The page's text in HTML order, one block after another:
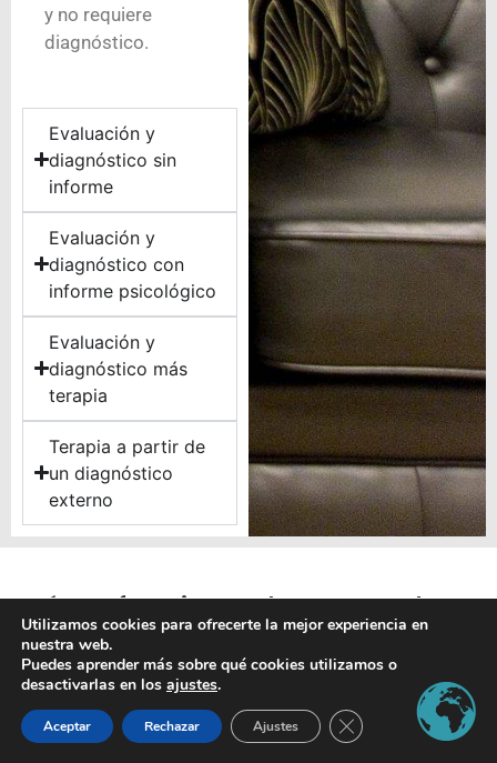
y no requiere
diagnóstico.
Evaluación y
diagnóstico sin
informe
Evaluación y
diagnóstico con
informe psicológico
Evaluación y
diagnóstico más
terapia
Terapia a partir de
un diagnóstico
externo
Cómo funciona el proceso de
terapia infantil
El proceso varía según la edad del menor y la
situación de cada familia. Te explicamos cómo
trabajamos en cada caso para que sepas
Utilizamos cookies para ofrecerte la mejor experiencia en
nuestra web.
Puedes aprender más sobre qué cookies utilizamos o
desactivarlas en los ajustes.
Aceptar Rechazar Ajustes Cerrar el banner de